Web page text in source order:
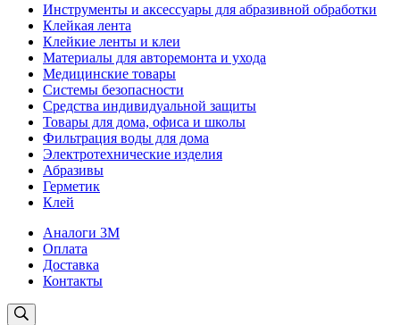
Инструменты и аксессуары для абразивной обработки
Клейкая лента
Клейкие ленты и клеи
Материалы для авторемонта и ухода
Медицинские товары
Системы безопасности
Средства индивидуальной защиты
Товары для дома, офиса и школы
Фильтрация воды для дома
Электротехнические изделия
Абразивы
Герметик
Клей
Аналоги 3М
Оплата
Доставка
Контакты